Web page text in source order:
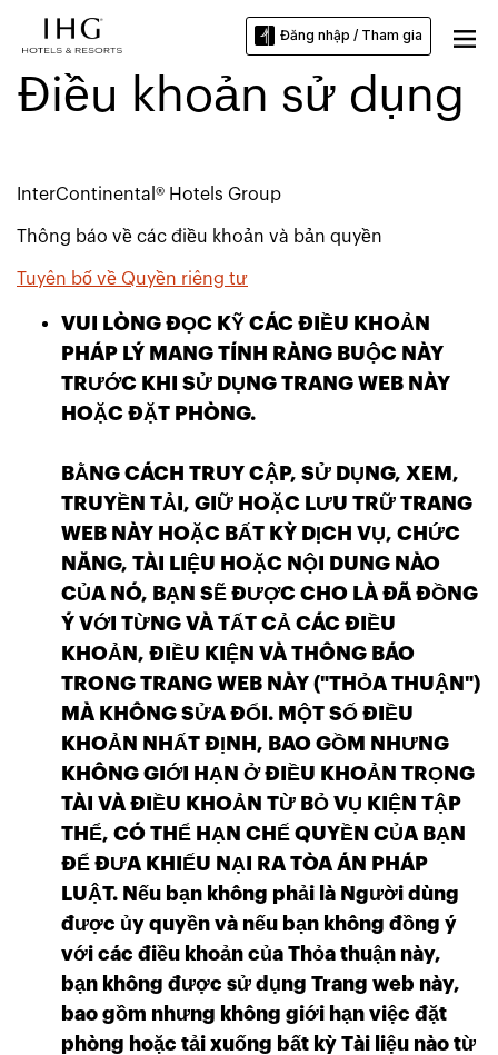
Đăng nhập / Tham gia
Điều khoản sử dụng
InterContinental® Hotels Group
Thông báo về các điều khoản và bản quyền
Tuyên bố về Quyền riêng tư
VUI LÒNG ĐỌC KỸ CÁC ĐIỀU KHOẢN
PHÁP LÝ MANG TÍNH RÀNG BUỘC NÀY
TRƯỚC KHI SỬ DỤNG TRANG WEB NÀY
HOẶC ĐẶT PHÒNG.
BẰNG CÁCH TRUY CẬP, SỬ DỤNG, XEM,
TRUYỀN TẢI, GIỮ HOẶC LƯU TRỮ TRANG
WEB NÀY HOẶC BẤT KỲ DỊCH VỤ, CHỨC
NĂNG, TÀI LIỆU HOẶC NỘI DUNG NÀO
CỦA NÓ, BẠN SẼ ĐƯỢC CHO LÀ ĐÃ ĐỒNG
Ý VỚI TỪNG VÀ TẤT CẢ CÁC ĐIỀU
KHOẢN, ĐIỀU KIỆN VÀ THÔNG BÁO
TRONG TRANG WEB NÀY ("THỎA THUẬN")
MÀ KHÔNG SỬA ĐỔI. MỘT SỐ ĐIỀU
KHOẢN NHẤT ĐỊNH, BAO GỒM NHƯNG
KHÔNG GIỚI HẠN Ở ĐIỀU KHOẢN TRỌNG
TÀI VÀ ĐIỀU KHOẢN TỪ BỎ VỤ KIỆN TẬP
THỂ, CÓ THỂ HẠN CHẾ QUYỀN CỦA BẠN
ĐỂ ĐƯA KHIẾU NẠI RA TÒA ÁN PHÁP
LUẬT. Nếu bạn không phải là Người dùng
được ủy quyền và nếu bạn không đồng ý
với các điều khoản của Thỏa thuận này,
bạn không được sử dụng Trang web này,
bao gồm nhưng không giới hạn việc đặt
phòng hoặc tải xuống bất kỳ Tài liệu nào từ